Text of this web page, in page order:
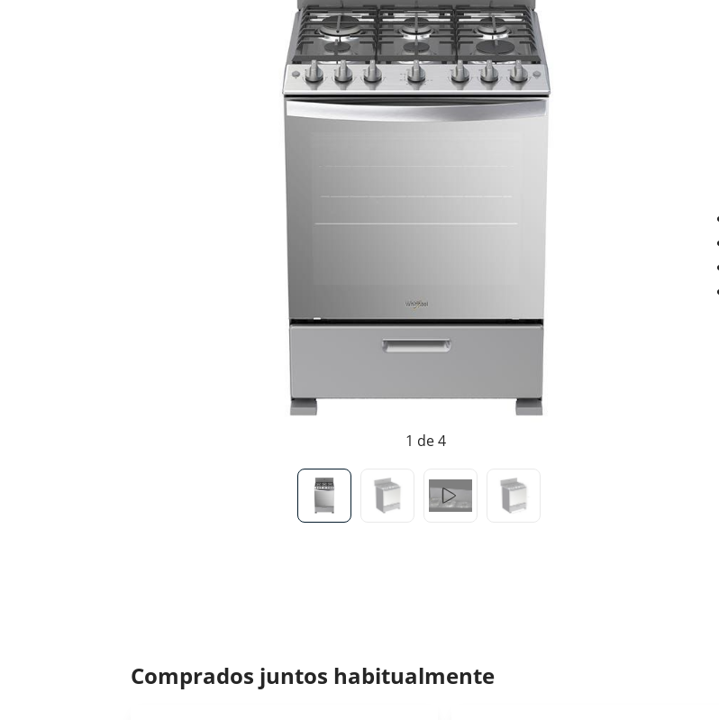
1 de 4
Comprados juntos habitualmente